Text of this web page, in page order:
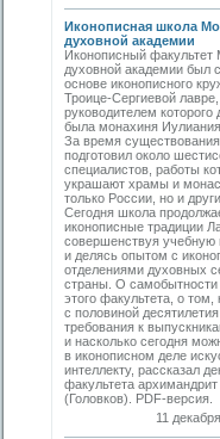
Иконописная школа
духовной академии
Иконописный факультет
духовной академии был
основе иконописного
Троице-Сергиевой лавре,
руководителем которого
была монахиня
За время
подготовил около
специалистов, работы
украшают храмы и
только России, но и
Сегодня школа
иконописные традиции
совершенствуя учебную
и делясь опытом с
отделениями духовных
страны. О
этого факультета, о том,
с половиной
требования к
и насколько сегодня
в иконописном деле
интеллекту, рассказал
факультета
(Головков). PDF-версия.
11